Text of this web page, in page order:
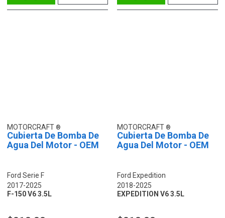
MOTORCRAFT
Cubierta De Bomba De
Agua Del Motor - OEM
Ford Serie F
2017-2025
F-150 V6 3.5L
MOTORCRAFT
Cubierta De Bomba De
Agua Del Motor - OEM
Ford Expedition
2018-2025
EXPEDITION V6 3.5L